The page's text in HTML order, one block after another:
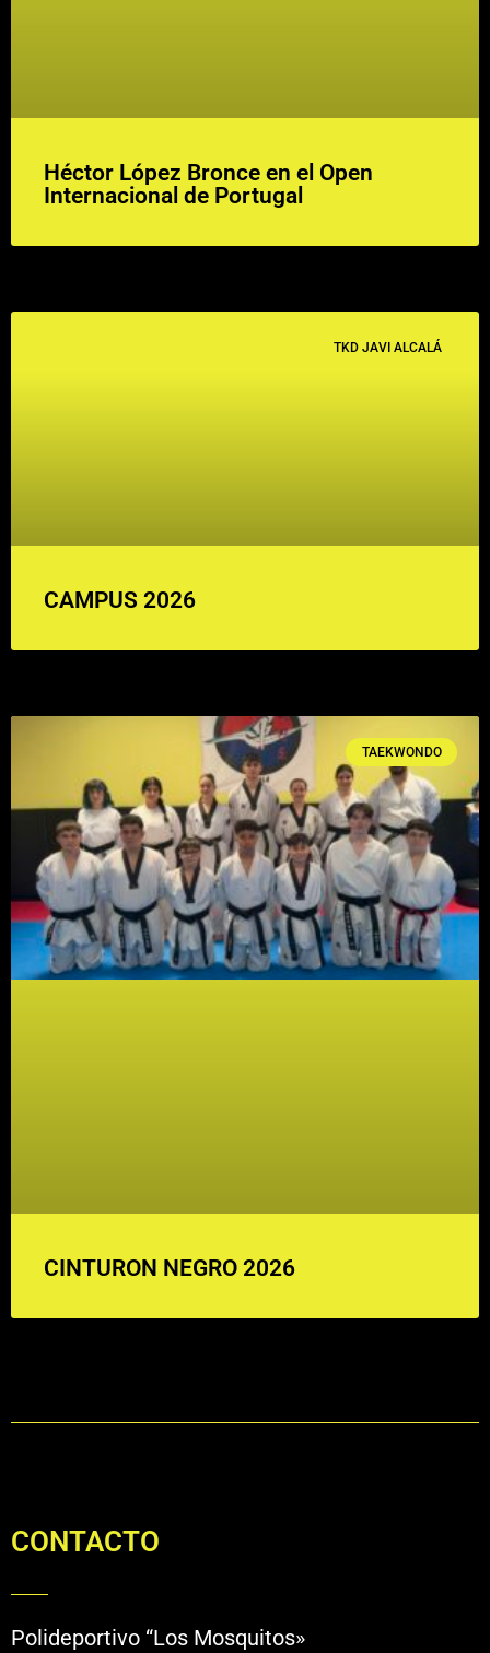
Héctor López Bronce en el Open
Internacional de Portugal
TKD JAVI ALCALÁ
CAMPUS 2026
TAEKWONDO
CINTURON NEGRO 2026
CONTACTO
Polideportivo “Los Mosquitos»